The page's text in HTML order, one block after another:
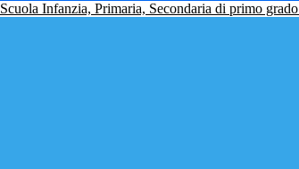
Scuola Infanzia, Primaria, Secondaria di primo grado